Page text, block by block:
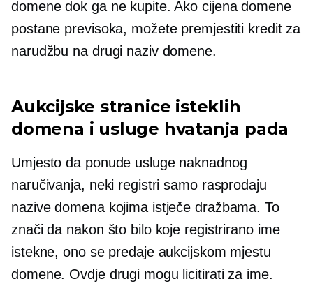
domene dok ga ne kupite. Ako cijena domene
postane previsoka, možete premjestiti kredit za
narudžbu na drugi naziv domene.
Aukcijske stranice isteklih
domena i usluge hvatanja pada
Umjesto da ponude usluge naknadnog
naručivanja, neki registri samo rasprodaju
nazive domena kojima istječe dražbama. To
znači da nakon što bilo koje registrirano ime
istekne, ono se predaje aukcijskom mjestu
domene. Ovdje drugi mogu licitirati za ime.